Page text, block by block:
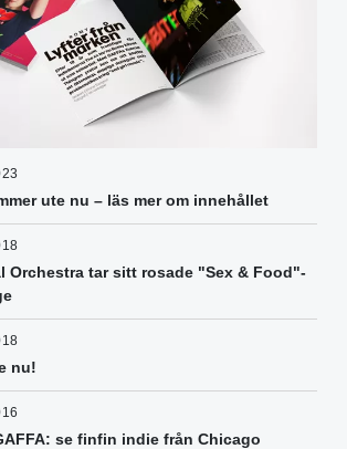
ute nu – läs mer om innehållet
Orchestra tar sitt rosade "Sex & Food"-
nu!
se finfin indie från Chicago